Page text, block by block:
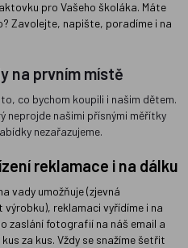
pro Vašeho školáka. Máte
Zavolejte, napište, poradíme i na
na prvním místě
co bychom koupili i našim dětem.
neprojde našimi přísnými měřítky
nezařazujeme.
reklamace i na dálku
vady umožňuje (zjevná
reklamaci vyřídíme i na
zaslání fotografií na náš email a
za kus. Vždy se snažíme šetřit